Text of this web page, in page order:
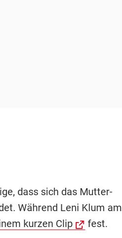
dass sich das Mutter-
Während Leni Klum am
kurzen Clip fest.